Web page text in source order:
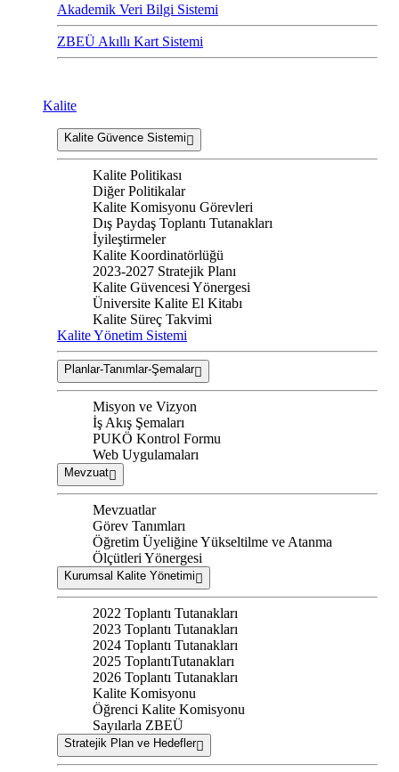
Akademik Veri Bilgi Sistemi
ZBEÜ Akıllı Kart Sistemi
Kalite
Kalite Güvence Sistemi
Kalite Politikası
Diğer Politikalar
Kalite Komisyonu Görevleri
Dış Paydaş Toplantı Tutanakları
İyileştirmeler
Kalite Koordinatörlüğü
2023-2027 Stratejik Planı
Kalite Güvencesi Yönergesi
Üniversite Kalite El Kitabı
Kalite Süreç Takvimi
Kalite Yönetim Sistemi
Planlar-Tanımlar-Şemalar
Misyon ve Vizyon
İş Akış Şemaları
PUKÖ Kontrol Formu
Web Uygulamaları
Mevzuat
Mevzuatlar
Görev Tanımları
Öğretim Üyeliğine Yükseltilme ve Atanma
Ölçütleri Yönergesi
Kurumsal Kalite Yönetimi
2022 Toplantı Tutanakları
2023 Toplantı Tutanakları
2024 Toplantı Tutanakları
2025 ToplantıTutanakları
2026 Toplantı Tutanakları
Kalite Komisyonu
Öğrenci Kalite Komisyonu
Sayılarla ZBEÜ
Stratejik Plan ve Hedefler